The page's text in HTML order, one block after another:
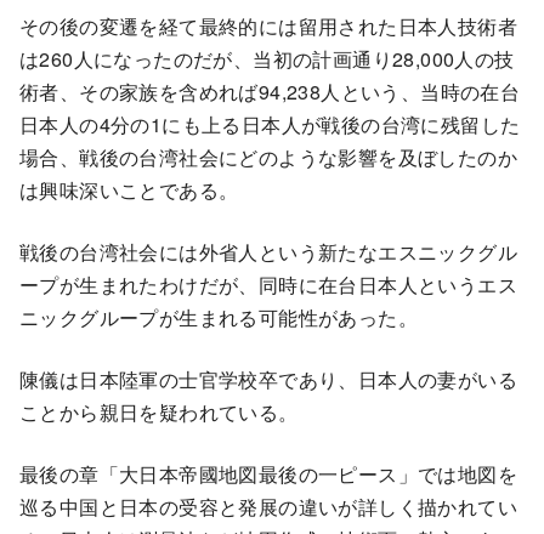
その後の変遷を経て最終的には留用された日本人技術者
は260人になったのだが、当初の計画通り28,000人の技
術者、その家族を含めれば94,238人という、当時の在台
日本人の4分の1にも上る日本人が戦後の台湾に残留した
場合、戦後の台湾社会にどのような影響を及ぼしたのか
は興味深いことである。
戦後の台湾社会には外省人という新たなエスニックグル
ープが生まれたわけだが、同時に在台日本人というエス
ニックグループが生まれる可能性があった。
陳儀は日本陸軍の士官学校卒であり、日本人の妻がいる
ことから親日を疑われている。
最後の章「大日本帝國地図最後の一ピース」では地図を
巡る中国と日本の受容と発展の違いが詳しく描かれてい